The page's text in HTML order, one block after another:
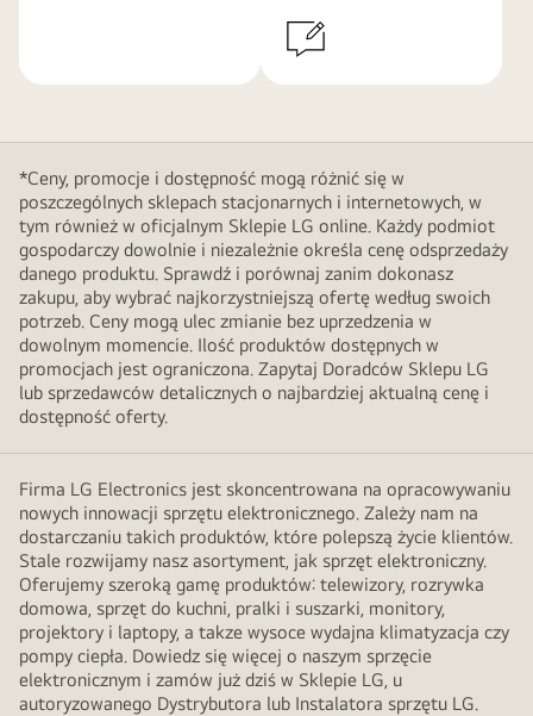
*Ceny, promocje i dostępność mogą różnić się w
poszczególnych sklepach stacjonarnych i internetowych, w
tym również w oficjalnym Sklepie LG online. Każdy podmiot
gospodarczy dowolnie i niezależnie określa cenę odsprzedaży
danego produktu. Sprawdź i porównaj zanim dokonasz
zakupu, aby wybrać najkorzystniejszą ofertę według swoich
potrzeb. Ceny mogą ulec zmianie bez uprzedzenia w
dowolnym momencie. Ilość produktów dostępnych w
promocjach jest ograniczona. Zapytaj Doradców Sklepu LG
lub sprzedawców detalicznych o najbardziej aktualną cenę i
dostępność oferty.
Firma LG Electronics jest skoncentrowana na opracowywaniu
nowych innowacji sprzętu elektronicznego. Zależy nam na
dostarczaniu takich produktów, które polepszą życie klientów.
Stale rozwijamy nasz asortyment, jak sprzęt elektroniczny.
Oferujemy szeroką gamę produktów: telewizory, rozrywka
domowa, sprzęt do kuchni, pralki i suszarki, monitory,
projektory i laptopy, a takze wysoce wydajna klimatyzacja czy
pompy ciepła. Dowiedz się więcej o naszym sprzęcie
elektronicznym i zamów już dziś w Sklepie LG, u
autoryzowanego Dystrybutora lub Instalatora sprzętu LG.